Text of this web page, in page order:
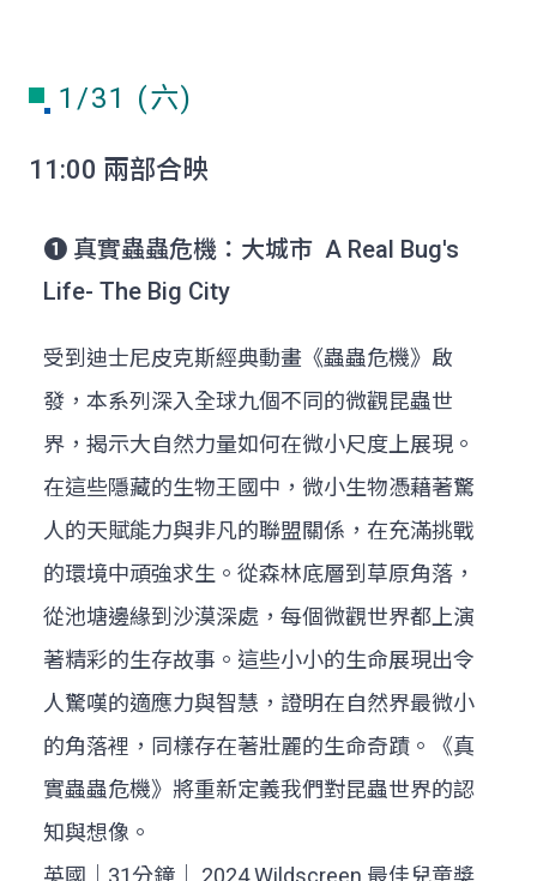
1/31 (六)
11:00 兩部合映
➊ 真實蟲蟲危機：大城市 A Real Bug's
Life- The Big City
受到迪士尼皮克斯經典動畫《蟲蟲危機》啟
發，本系列深入全球九個不同的微觀昆蟲世
界，揭示大自然力量如何在微小尺度上展現。
在這些隱藏的生物王國中，微小生物憑藉著驚
人的天賦能力與非凡的聯盟關係，在充滿挑戰
的環境中頑強求生。從森林底層到草原角落，
從池塘邊緣到沙漠深處，每個微觀世界都上演
著精彩的生存故事。這些小小的生命展現出令
人驚嘆的適應力與智慧，證明在自然界最微小
的角落裡，同樣存在著壯麗的生命奇蹟。《真
實蟲蟲危機》將重新定義我們對昆蟲世界的認
知與想像。
英國｜31分鐘｜ 2024 Wildscreen 最佳兒童獎